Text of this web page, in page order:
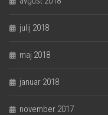
julij 2018
maj 2018
januar 2018
november 2017